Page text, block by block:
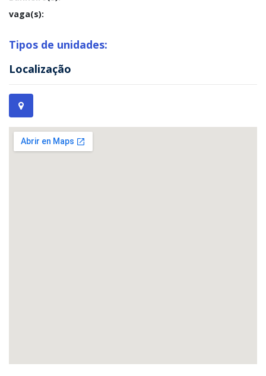
vaga(s):
Tipos de unidades:
Localização